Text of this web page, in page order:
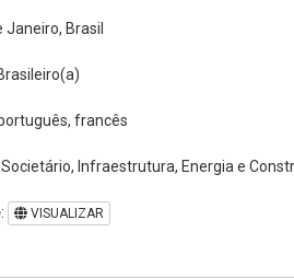
Janeiro, Brasil
francês
Societário, Infraestrutura, Energia e
: VISUALIZAR